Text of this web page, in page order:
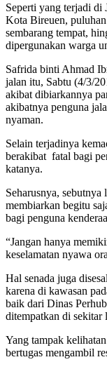
Seperti yang terjadi di
Kota Bireuen,
sembarang tempat,
dipergunakan warga
Safrida binti Ahmad
jalan itu, Sabtu (4/3/
akibat dibiarkannya
akibatnya penguna
nyaman.
Selain terjadinya
berakibat fatal bagi
katanya.
Seharusnya,
membiarkan begitu
bagi penguna
“Jangan hanya
keselamatan nyawa
Hal senada juga
karena di kawasan
baik dari Dinas
ditempatkan di sekitar
Yang tampak
bertugas mengambil